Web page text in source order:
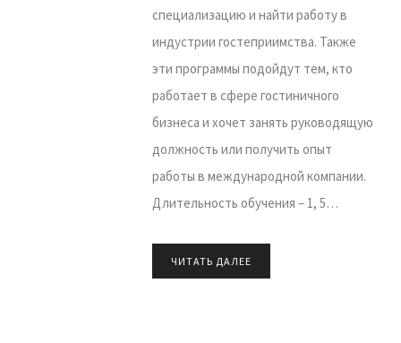
специализацию и найти работу в
индустрии гостеприимства. Также
эти программы подойдут тем, кто
работает в сфере гостиничного
бизнеса и хочет занять руководящую
должность или получить опыт
работы в международной компании.
Длительность обучения – 1, 5…
ЧИТАТЬ ДАЛЕЕ